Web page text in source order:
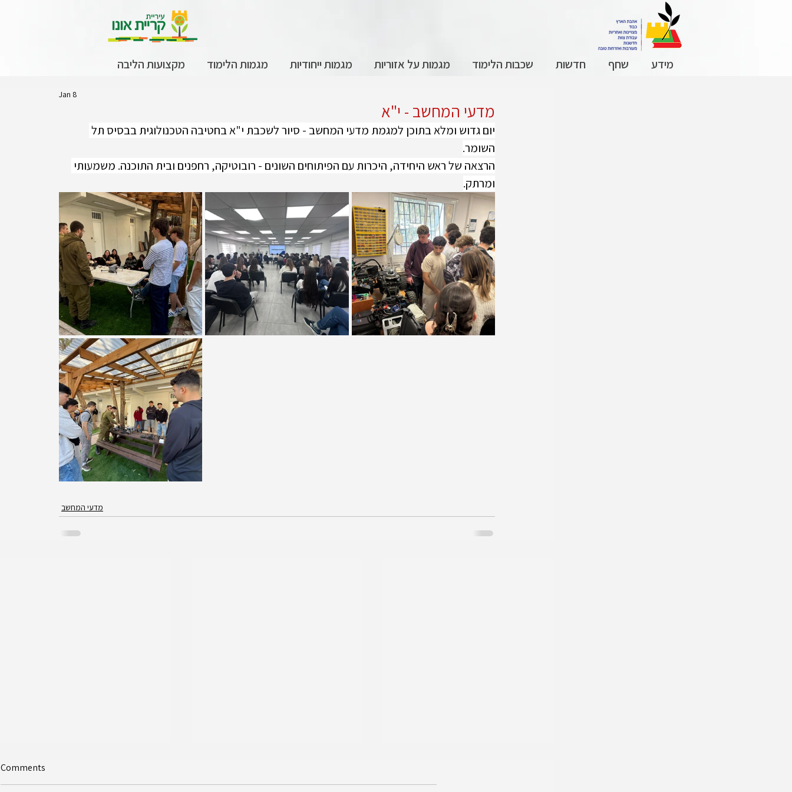
מידע שחף חדשות שכבות הלימוד מגמות על אזוריות מגמות ייחודיות מגמות הלימוד מקצועות הליבה
מדעי המחשב - י"א
Jan 8
יום גדוש ומלא בתוכן למגמת מדעי המחשב - סיור לשכבת י"א בחטיבה הטכנולוגית בבסיס תל
השומר.
הרצאה של ראש היחידה, היכרות עם הפיתוחים השונים - רובוטיקה, רחפנים ובית התוכנה. משמעותי
ומרתק.
מדעי המחשב
Comments